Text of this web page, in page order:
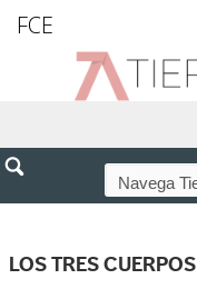
FCE
LOS TRES CUERPOS